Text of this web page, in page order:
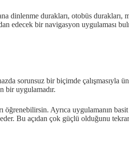
dinlenme durakları, otobüs
edecek bir navigasyon uygulaması
sorunsuz bir biçimde çalışmasıyla
bir uygulamadır.
öğrenebilirsin. Ayrıca uygulamanın
Bu açıdan çok güçlü olduğunu